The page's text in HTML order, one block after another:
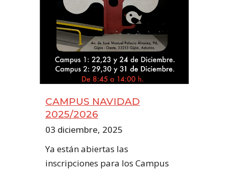
CAMPUS NAVIDAD
2025/2026
03 diciembre, 2025
Ya están abiertas las
inscripciones para los Campus